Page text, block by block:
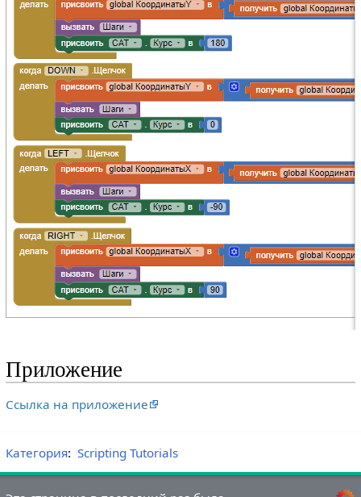
Приложение
Ссылка на приложение
Категория: Scripting Tutorials